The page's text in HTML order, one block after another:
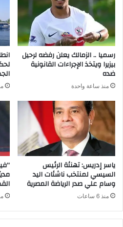
رسميا .. الزمالك يعلن رفضه لرحيل
بيزيرا ويتخذ الإجراءات القانونية
ضده
منذ ساعة واحدة منذ
ياسر إدريس: تهنئة الرئيس
السيسي لمنتخب ناشئات اليد
وسام علي صدر الرياضة المصرية
منذ 6 ساعات منذ